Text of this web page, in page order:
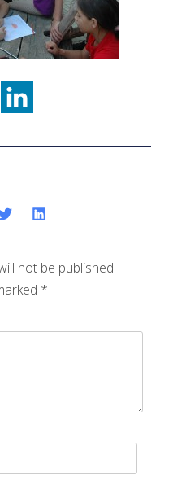
not be published.
*